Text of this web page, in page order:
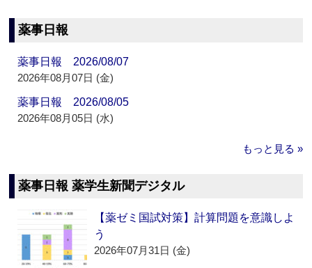
薬事日報
薬事日報 2026/08/07
2026年08月07日 (金)
薬事日報 2026/08/05
2026年08月05日 (水)
もっと見る »
薬事日報 薬学生新聞デジタル
【薬ゼミ国試対策】計算問題を意識しよ
う
2026年07月31日 (金)